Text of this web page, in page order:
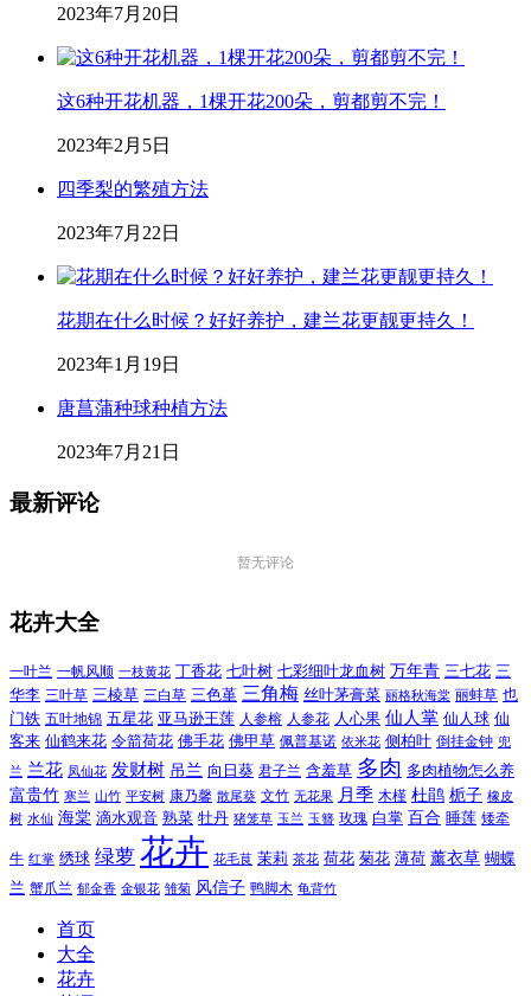
2023年7月20日
这6种开花机器，1棵开花200朵，剪都剪不完！
2023年2月5日
四季梨的繁殖方法
2023年7月22日
花期在什么时候？好好养护，建兰花更靓更持久！
2023年1月19日
唐菖蒲种球种植方法
2023年7月21日
最新评论
暂无评论
花卉大全
一叶兰 一帆风顺 一枝黄花 丁香花 七叶树 七彩细叶龙血树 万年青 三七花 三
华李 三叶草 三棱草 三白草 三色堇 三角梅 丝叶茅膏菜 丽格秋海棠 丽蚌草 也
门铁 五叶地锦 五星花 亚马逊王莲 人参榕 人参花 人心果 仙人掌 仙人球 仙
客来 仙鹤来花 令箭荷花 佛手花 佛甲草 佩普基诺 依米花 侧柏叶 倒挂金钟 兜
兰 兰花 凤仙花 发财树 吊兰 向日葵 君子兰 含羞草 多肉 多肉植物怎么养
富贵竹 寒兰 山竹 平安树 康乃馨 散尾葵 文竹 无花果 月季 木槿 杜鹃 栀子 橡皮
树 水仙 海棠 滴水观音 熟菜 牡丹 猪笼草 玉兰 玉簪 玫瑰 白掌 百合 睡莲 矮牵
牛 红掌 绣球 绿萝 花卉 花毛茛 茉莉 茶花 荷花 菊花 薄荷 薰衣草 蝴蝶
兰 蟹爪兰 郁金香 金银花 雏菊 风信子 鸭脚木 龟背竹
首页
大全
花卉